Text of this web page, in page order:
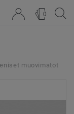
0
muovimatot